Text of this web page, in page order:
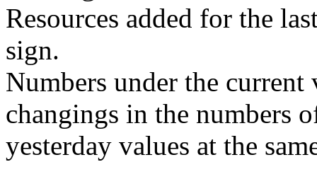
Resources added for the
sign.
Numbers under the
changings in the numbers
yesterday values at the